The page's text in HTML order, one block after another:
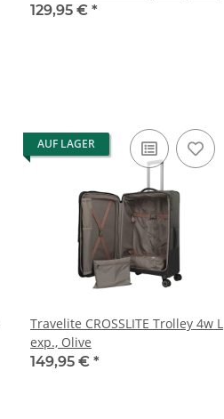
129,95 € *
AUF LAGER
Travelite CROSSLITE Trolley 4w L
exp., Olive
149,95 € *